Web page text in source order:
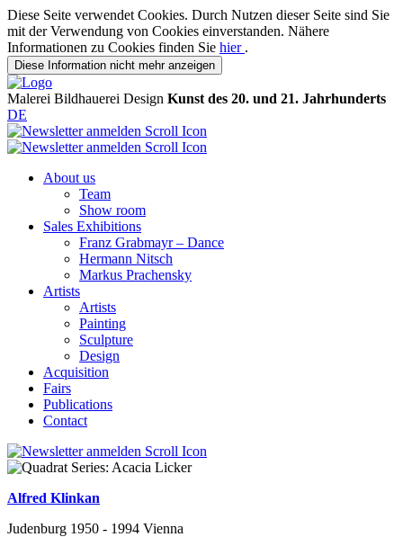
Diese Seite verwendet Cookies. Durch Nutzen dieser Seite sind Sie
mit der Verwendung von Cookies einverstanden. Nähere
Informationen zu Cookies finden Sie hier .
Diese Information nicht mehr anzeigen
Malerei Bildhauerei Design Kunst des 20. und 21. Jahrhunderts
DE
About us
Team
Show room
Sales Exhibitions
Franz Grabmayr – Dance
Hermann Nitsch
Markus Prachensky
Artists
Artists
Painting
Sculpture
Design
Acquisition
Fairs
Publications
Contact
Alfred Klinkan
Judenburg 1950 - 1994 Vienna